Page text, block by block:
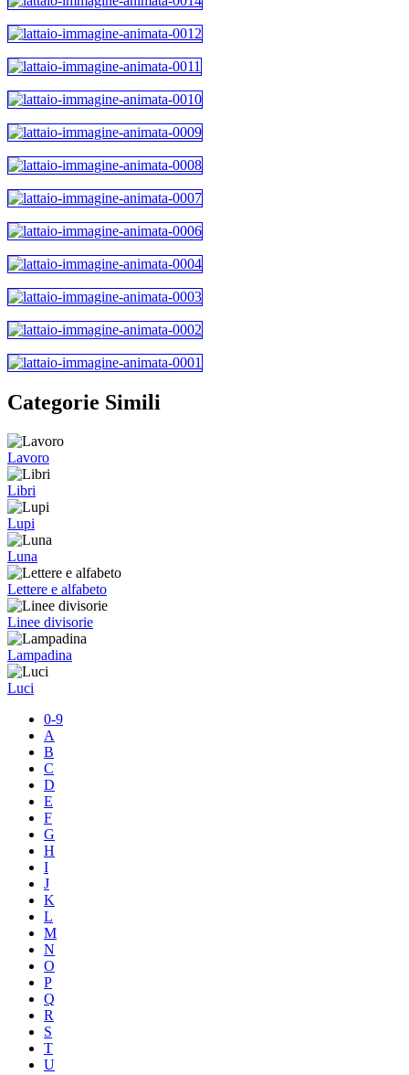
Categorie Simili
Lavoro
Libri
Lupi
Luna
Lettere e alfabeto
Linee divisorie
Lampadina
Luci
0-9
A
B
C
D
E
F
G
H
I
J
K
L
M
N
O
P
Q
R
S
T
U